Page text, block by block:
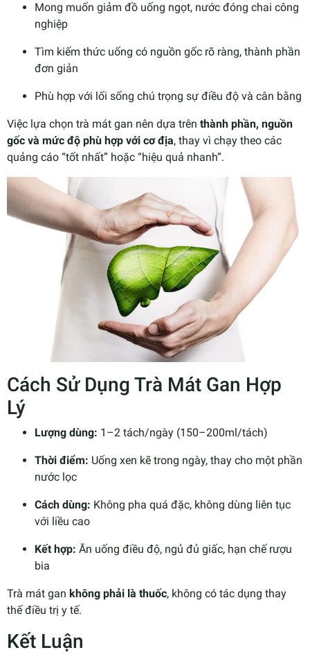
Mong muốn giảm đồ uống ngọt, nước đóng chai công
nghiệp
Tìm kiếm thức uống có nguồn gốc rõ ràng, thành phần
đơn giản
Phù hợp với lối sống chú trọng sự điều độ và cân bằng
Việc lựa chọn trà mát gan nên dựa trên thành phần, nguồn
gốc và mức độ phù hợp với cơ địa, thay vì chạy theo các
quảng cáo “tốt nhất” hoặc “hiệu quả nhanh”.
Cách Sử Dụng Trà Mát Gan Hợp
Lý
Lượng dùng: 1–2 tách/ngày (150–200ml/tách)
Thời điểm: Uống xen kẽ trong ngày, thay cho một phần
nước lọc
Cách dùng: Không pha quá đặc, không dùng liên tục
với liều cao
Kết hợp: Ăn uống điều độ, ngủ đủ giấc, hạn chế rượu
bia
Trà mát gan không phải là thuốc, không có tác dụng thay
thế điều trị y tế.
Kết Luận